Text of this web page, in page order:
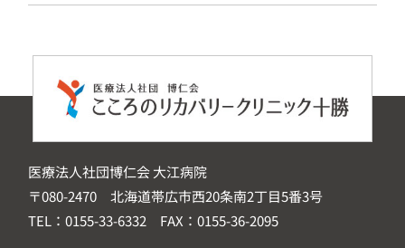
医療法人社団博仁会 大江病院
〒080-2470 北海道帯広市西20条南2丁目5番3号
TEL：0155-33-6332 FAX：0155-36-2095